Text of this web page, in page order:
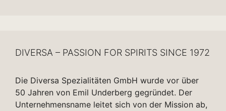
DIVERSA – PASSION FOR SPIRITS SINCE 1972
Die Diversa Spezialitäten GmbH wurde vor über
50 Jahren von Emil Underberg gegründet. Der
Unternehmensname leitet sich von der Mission ab,